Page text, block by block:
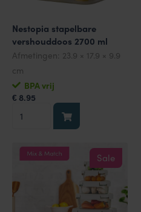
Nestopia stapelbare
vershouddoos 2700 ml
Afmetingen: 23.9 × 17.9 × 9.9
cm
BPA vrij
€ 8.95
2700
aantal
Sale